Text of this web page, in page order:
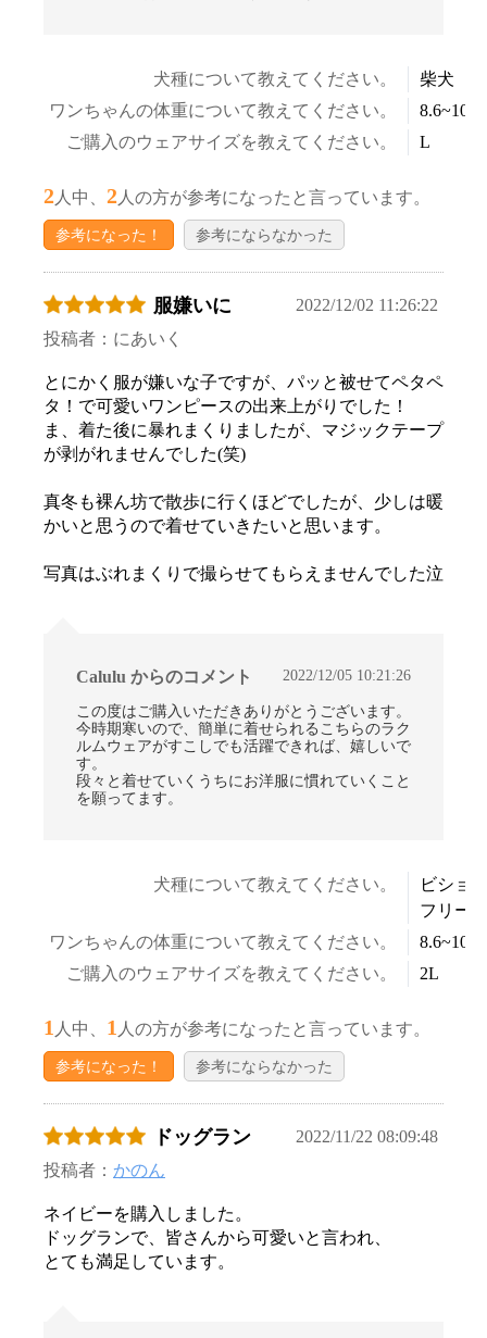
お買い物を続ける カートへ進む
犬種について教えてください。
柴犬
ワンちゃんの体重について教えてください。
ご購入のウェアサイズを教えてください。
L
2人中、 2人の方が参考になったと言っています。
参考になった！ 参考にならなかった
服嫌いに
2022/12/02 11:26:22
投稿者：にあいく
とにかく服が嫌いな子ですが、パッと被せてペタペ
タ！で可愛いワンピースの出来上がりでした！
ま、着た後に暴れまくりましたが、マジックテープ
が剥がれませんでした(笑)
真冬も裸ん坊で散歩に行くほどでしたが、少しは暖
かいと思うので着せていきたいと思います。
写真はぶれまくりで撮らせてもらえませんでした泣
Calulu からのコメント 2022/12/05 10:21:26
この度はご購入いただきありがとうございます。
今時期寒いので、簡単に着せられるこちらのラク
ルムウェアがすこしでも活躍できれば、嬉しいで
す。
段々と着せていくうちにお洋服に慣れていくこと
を願ってます。
犬種について教えてください。
ビショ
フリー
ワンちゃんの体重について教えてください。
ご購入のウェアサイズを教えてください。
2L
1 人中、 1 人の方が参考になったと言っています。
参考になった！ 参考にならなかった
ドッグラン
2022/11/22 08:09:48
投稿者： かのん
ネイビーを購入しました。
ドッグランで、皆さんから可愛いと言われ、
とても満足しています。